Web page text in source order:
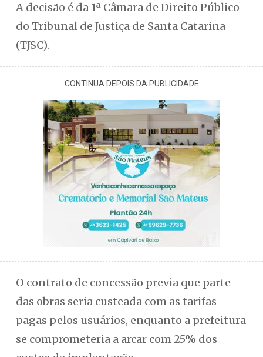
A decisão é da 1ª Câmara de Direito Público
do Tribunal de Justiça de Santa Catarina
(TJSC).
CONTINUA DEPOIS DA PUBLICIDADE
O contrato de concessão previa que parte
das obras seria custeada com as tarifas
pagas pelos usuários, enquanto a prefeitura
se comprometeria a arcar com 25% dos